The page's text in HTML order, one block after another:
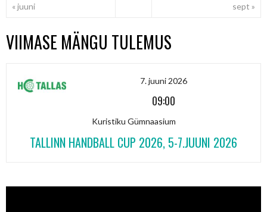
« juuni sept »
VIIMASE MÄNGU TULEMUS
7. juuni 2026
09:00
Kuristiku Gümnaasium
TALLINN HANDBALL CUP 2026, 5-7.JUUNI 2026